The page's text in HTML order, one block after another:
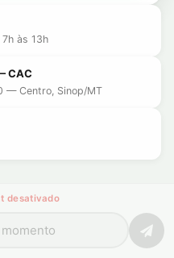
às 13h
CAC
— Centro, Sinop/MT
desativado